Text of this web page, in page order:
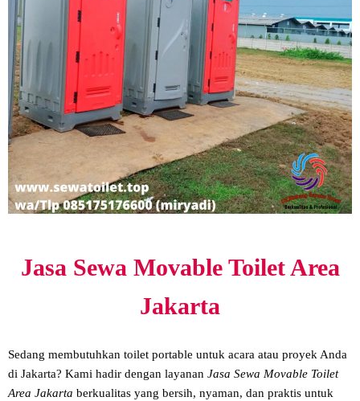
Jasa Sewa Movable Toilet Area
Jakarta
Sedang membutuhkan toilet portable untuk acara atau proyek Anda
di Jakarta? Kami hadir dengan layanan Jasa Sewa Movable Toilet
Area Jakarta berkualitas yang bersih, nyaman, dan praktis untuk